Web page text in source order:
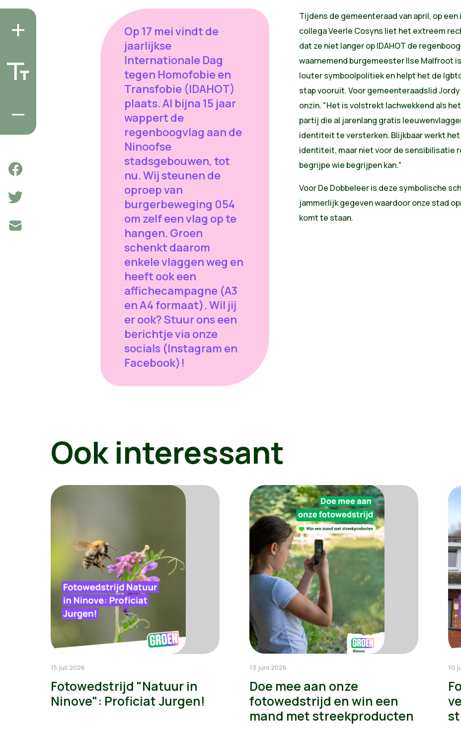
Op 17 mei vindt de
jaarlijkse
Internationale Dag
tegen Homofobie en
Transfobie (IDAHOT)
plaats. Al bijna 15 jaar
wappert de
regenboogvlag aan de
Ninoofse
stadsgebouwen, tot
nu. Wij steunen de
oproep van
burgerbeweging 054
om zelf een vlag op te
hangen. Groen
schenkt daarom
enkele vlaggen weg en
heeft ook een
affichecampagne (A3
en A4 formaat). Wil jij
er ook? Stuur ons een
berichtje via onze
socials (Instagram en
Facebook)!
Tijdens de gemeenteraad van april, op
collega Veerle Cosyns liet het extreem
dat ze niet langer op IDAHOT de
waarnemend burgemeester Ilse Malfroot
louter symboolpolitiek en helpt het de
stapvooruit. Voor gemeenteraadslid
onzin. "Het is volstrekt lachwekkend als
partij die al jarenlang gratis
identiteit te versterken. Blijkbaar werkt het
identiteit, maar niet voor de sensibilisatie
begrijpe wie begrijpen kan."
Voor De Dobbeleer is deze symbolische
jammerlijk gegeven waardoor onze stad
komt te staan.
Ook interessant
15 juli 2026
Fotowedstrijd "Natuur in
Ninove": Proficiat Jurgen!
13 juni 2026
Doe mee aan onze
fotowedstrijd en win een
mand met streekproducten
10